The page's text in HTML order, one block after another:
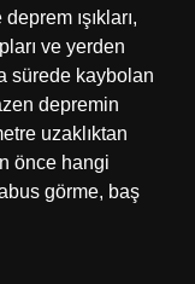
ışıkları,
ve yerden
sürede kaybolan
depremin
uzaklıktan
önce hangi
görme, baş